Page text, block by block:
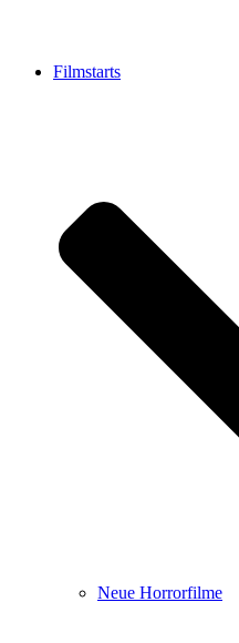
Filmstarts
Neue Horrorfilme